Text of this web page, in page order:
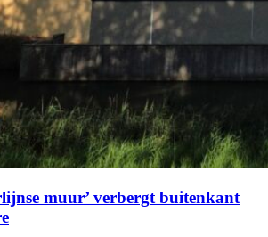
muur’ verbergt buitenkant